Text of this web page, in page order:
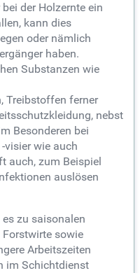
der Holzernte ein
kann dies
oder nämlich
haben.
Substanzen wie
Treibstoffen ferner
nebst
Besonderen bei
visier wie auch
auch, zum Beispiel
auslösen
zu saisonalen
sowie
Arbeitszeiten
im Schichtdienst